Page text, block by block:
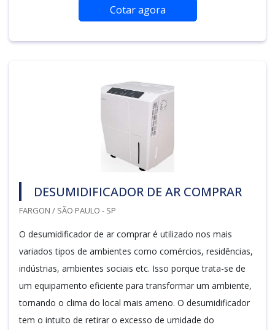
Cotar agora
DESUMIDIFICADOR DE AR COMPRAR
FARGON / SÃO PAULO - SP
O desumidificador de ar comprar é utilizado nos mais
variados tipos de ambientes como comércios, residências,
indústrias, ambientes sociais etc. Isso porque trata-se de
um equipamento eficiente para transformar um ambiente,
tornando o clima do local mais ameno. O desumidificador
tem o intuito de retirar o excesso de umidade do